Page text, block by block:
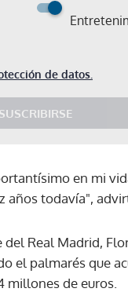
de datos.
SUSCRIBIRSE
en mi
años todavía",
Real Madrid,
el palmarés que
millones de euros.